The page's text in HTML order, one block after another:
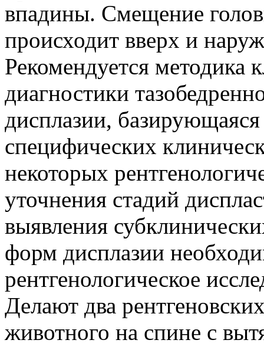
впадины. Смещение
происходит вверх и
Рекомендуется методика
диагностики
дисплазии,
специфических
некоторых
уточнения стадий
выявления
форм дисплазии
рентгенологическое
Делают два
животного на спине с